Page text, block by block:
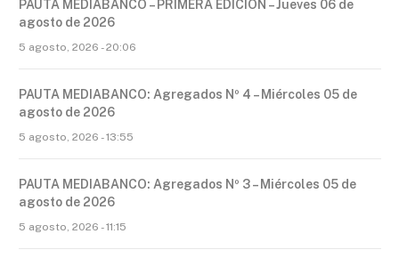
PAUTA MEDIABANCO – PRIMERA EDICIÓN – Jueves 06 de
agosto de 2026
5 agosto, 2026 - 20:06
PAUTA MEDIABANCO: Agregados Nº 4 – Miércoles 05 de
agosto de 2026
5 agosto, 2026 - 13:55
PAUTA MEDIABANCO: Agregados Nº 3 – Miércoles 05 de
agosto de 2026
5 agosto, 2026 - 11:15